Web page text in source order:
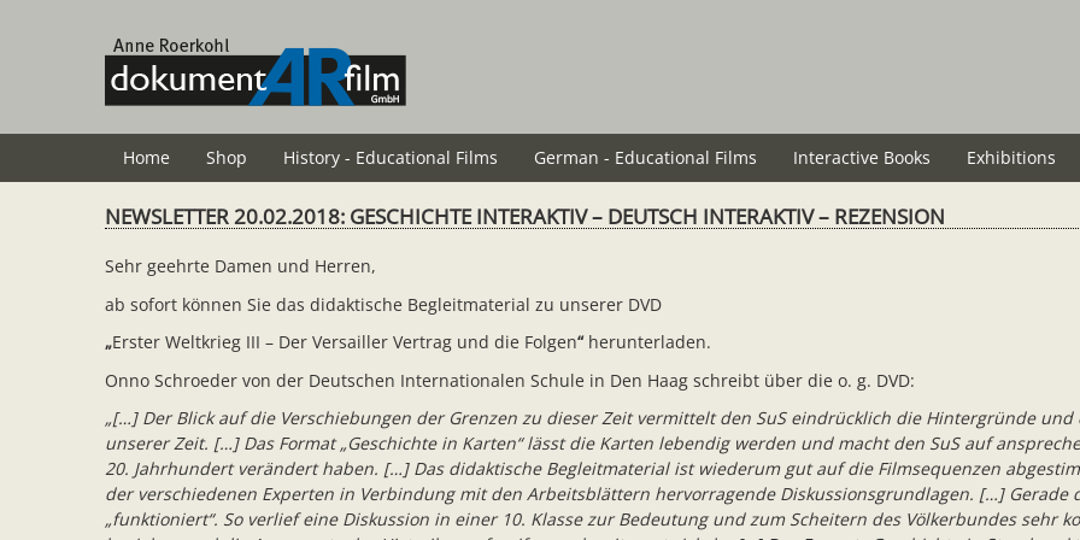
Home Shop History - Educational Films German - Educational Films Interactive Books Exhibitions
NEWSLETTER 20.02.2018: GESCHICHTE INTERAKTIV – DEUTSCH INTERAKTIV – REZENSION
Sehr geehrte Damen und Herren,
ab sofort können Sie das didaktische Begleitmaterial zu unserer DVD
„Erster Weltkrieg III – Der Versailler Vertrag und die Folgen“ herunterladen.
Onno Schroeder von der Deutschen Internationalen Schule in Den Haag schreibt über die o. g. DVD:
„[…] Der Blick auf die Verschiebungen der Grenzen zu dieser Zeit vermittelt den SuS eindrücklich die Hintergründe
unserer Zeit. […] Das Format „Geschichte in Karten“ lässt die Karten lebendig werden und macht den SuS auf
20. Jahrhundert verändert haben. […] Das didaktische Begleitmaterial ist wiederum gut auf die Filmsequenzen
der verschiedenen Experten in Verbindung mit den Arbeitsblättern hervorragende Diskussionsgrundlagen. […] Gerade
„funktioniert“. So verlief eine Diskussion in einer 10. Klasse zur Bedeutung und zum Scheitern des Völkerbundes sehr